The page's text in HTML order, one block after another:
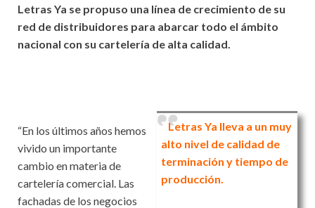
e
b
itt
er
ai
l
at
s
ke
dI
Letras Ya se propuso una línea de crecimiento de su
red de distribuidores para abarcar todo el ámbito
nacional con su cartelería de alta calidad.
Letras Ya lleva a un muy
alto nivel de calidad de
terminación y tiempo de
producción.
“En los últimos años hemos
vivido un importante
cambio en materia de
cartelería comercial. Las
fachadas de los negocios